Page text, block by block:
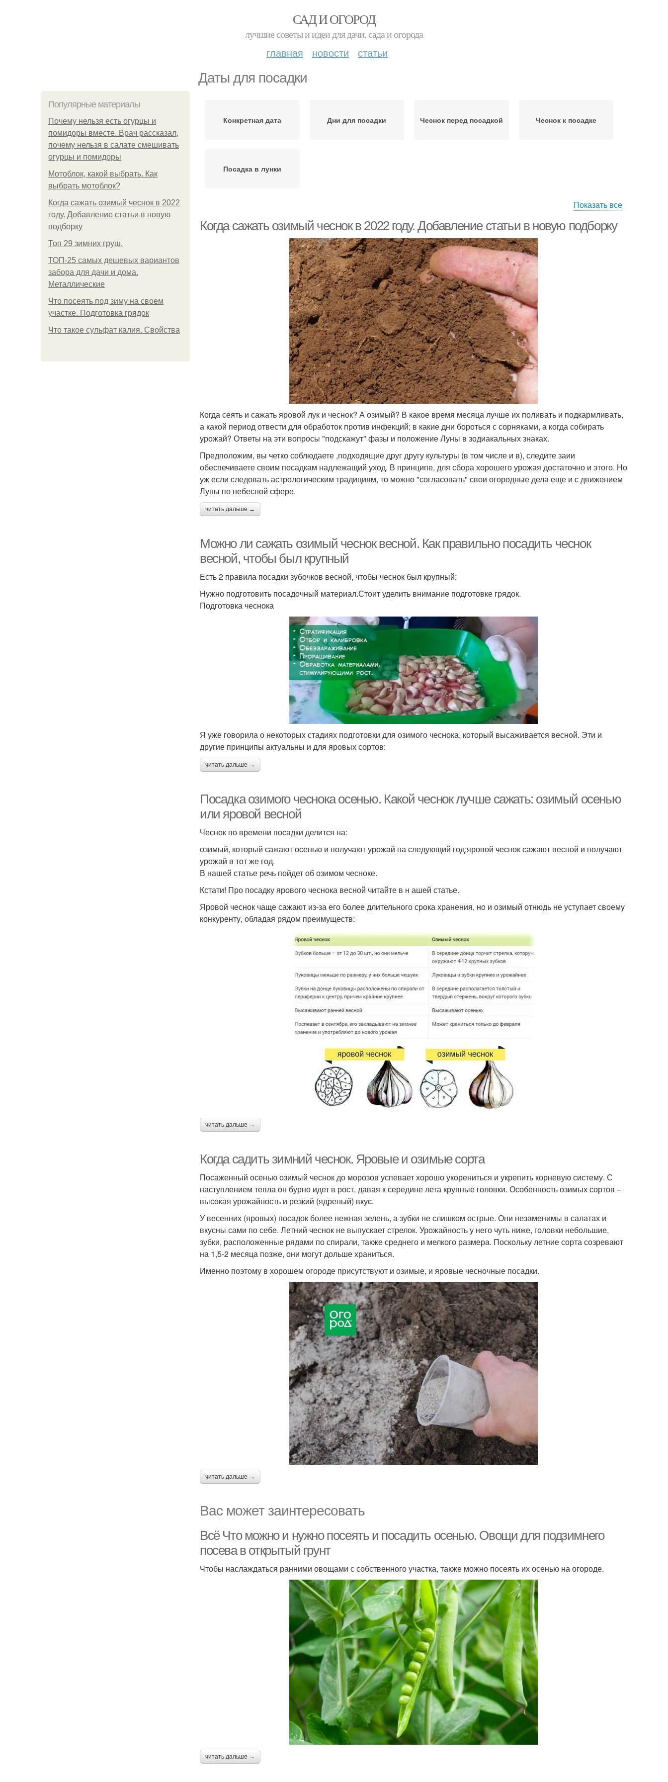
САД И ОГОРОД
лучшие советы и идеи для дачи, сада и огорода
главная новости статьи
Даты для посадки
Популярные материалы
Почему нельзя есть огурцы и
помидоры вместе. Врач рассказал,
почему нельзя в салате смешивать
огурцы и помидоры
Мотоблок, какой выбрать. Как
выбрать мотоблок?
Когда сажать озимый чеснок в 2022
году. Добавление статьи в новую
подборку
Топ 29 зимних груш.
ТОП-25 самых дешевых вариантов
забора для дачи и дома.
Металлические
Что посеять под зиму на своем
участке. Подготовка грядок
Что такое сульфат калия. Свойства
Конкретная дата Дни для посадки Чеснок перед посадкой Чеснок к посадке
Посадка в лунки
Показать все
Когда сажать озимый чеснок в 2022 году. Добавление статьи в новую подборку
Когда сеять и сажать яровой лук и чеснок? А озимый? В какое время месяца лучше их поливать и подкармливать,
а какой период отвести для обработок против инфекций; в какие дни бороться с сорняками, а когда собирать
урожай? Ответы на эти вопросы "подскажут" фазы и положение Луны в зодиакальных знаках.
Предположим, вы четко соблюдаете ,подходящие друг другу культуры (в том числе и в), следите заии
обеспечиваете своим посадкам надлежащий уход. В принципе, для сбора хорошего урожая достаточно и этого. Но
уж если следовать астрологическим традициям, то можно "согласовать" свои огородные дела еще и с движением
Луны по небесной сфере.
читать дальше →
Можно ли сажать озимый чеснок весной. Как правильно посадить чеснок
весной, чтобы был крупный
Есть 2 правила посадки зубочков весной, чтобы чеснок был крупный:
Нужно подготовить посадочный материал.Стоит уделить внимание подготовке грядок.
Подготовка чеснока
Я уже говорила о некоторых стадиях подготовки для озимого чеснока, который высаживается весной. Эти и
другие принципы актуальны и для яровых сортов:
читать дальше →
Посадка озимого чеснока осенью. Какой чеснок лучше сажать: озимый осенью
или яровой весной
Чеснок по времени посадки делится на:
озимый, который сажают осенью и получают урожай на следующий год;яровой чеснок сажают весной и получают
урожай в тот же год.
В нашей статье речь пойдет об озимом чесноке.
Кстати! Про посадку ярового чеснока весной читайте в н ашей статье.
Яровой чеснок чаще сажают из-за его более длительного срока хранения, но и озимый отнюдь не уступает своему
конкуренту, обладая рядом преимуществ:
читать дальше →
Когда садить зимний чеснок. Яровые и озимые сорта
Посаженный осенью озимый чеснок до морозов успевает хорошо укорениться и укрепить корневую систему. С
наступлением тепла он бурно идет в рост, давая к середине лета крупные головки. Особенность озимых сортов –
высокая урожайность и резкий (ядреный) вкус.
У весенних (яровых) посадок более нежная зелень, а зубки не слишком острые. Они незаменимы в салатах и
вкусны сами по себе. Летний чеснок не выпускает стрелок. Урожайность у него чуть ниже, головки небольшие,
зубки, расположенные рядами по спирали, также среднего и мелкого размера. Поскольку летние сорта созревают
на 1,5-2 месяца позже, они могут дольше храниться.
Именно поэтому в хорошем огороде присутствуют и озимые, и яровые чесночные посадки.
читать дальше →
Вас может заинтересовать
Всё Что можно и нужно посеять и посадить осенью. Овощи для подзимнего
посева в открытый грунт
Чтобы наслаждаться ранними овощами с собственного участка, также можно посеять их осенью на огороде.
читать дальше →